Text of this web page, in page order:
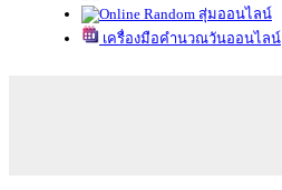
สุ่มออนไลน์
เครื่องมือคำนวณวันออนไลน์